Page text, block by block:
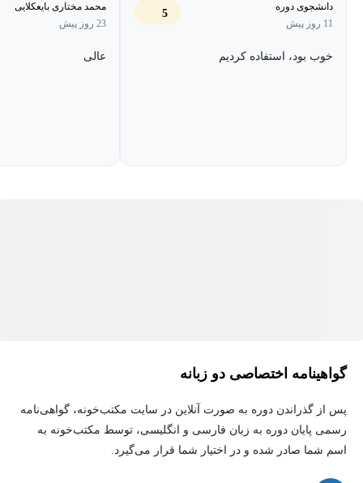
بازاریابان و تحلیلگران کسب‌وکار
دانشجوی دوره
11 روز پیش
5
خوب بود، استفاده کردیم
محمد مختاری بایعکلایی
23 روز پیش
عالی
گواهینامه اختصاصی دو زبانه
پس از گذراندن دوره به صورت آنلاین در سایت مکتب‌خونه، گواهی‌نامه
رسمی پایان دوره به زبان فارسی و انگلیسی، توسط مکتب‌خونه به
اسم شما صادر شده و در اختیار شما قرار می‌گیرد.